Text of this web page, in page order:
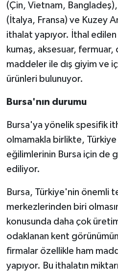
(Çin, Vietnam,
(İtalya, Fransa) ve Kuzey
ithalat yapıyor. İthal edilen
kumaş, aksesuar,
maddeler ile dış giyim ve
ürünleri bulunuyor.
Bursa'nın durumu
Bursa'ya yönelik spesifik
olmamakla birlikte,
eğilimlerinin Bursa için de
ediliyor.
Bursa, Türkiye'nin önemli
merkezlerinden biri
konusunda daha çok
odaklanan kent
firmalar özellikle ham
yapıyor. Bu ithalatın